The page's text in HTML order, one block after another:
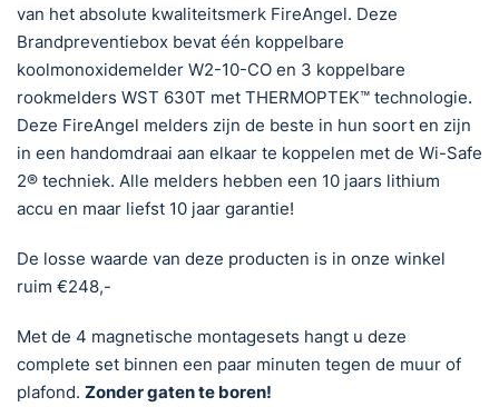
van het absolute kwaliteitsmerk FireAngel. Deze
Brandpreventiebox bevat één koppelbare
koolmonoxidemelder W2-10-CO en 3 koppelbare
rookmelders WST 630T met THERMOPTEK™ technologie.
Deze FireAngel melders zijn de beste in hun soort en zijn
in een handomdraai aan elkaar te koppelen met de Wi-Safe
2® techniek. Alle melders hebben een 10 jaars lithium
accu en maar liefst 10 jaar garantie!
De losse waarde van deze producten is in onze winkel
ruim €248,-
Met de 4 magnetische montagesets hangt u deze
complete set binnen een paar minuten tegen de muur of
plafond. Zonder gaten te boren!